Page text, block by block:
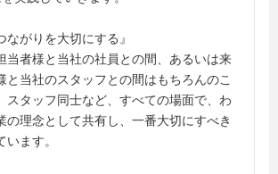
ながりを大切にする』
当者様と当社の社員との間、あるいは来
と当社のスタッフとの間はもちろんのこ
スタッフ同士など、すべての場面で、わ
の理念として共有し、一番大切にすべき
います。